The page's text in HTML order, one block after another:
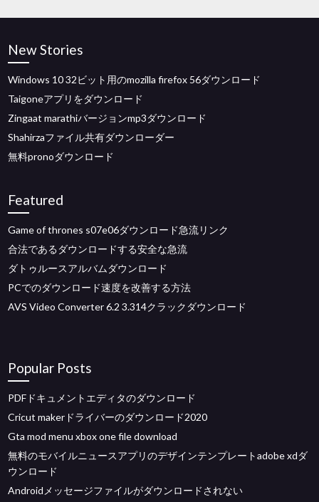
New Stories
Windows 10 32ビット用のmozilla firefox 56ダウンロード
Taigoneアプリをダウンロード
Zingaat marathiバージョンmp3ダウンロード
Shahirzaファイル共有ダウンローダー
無料pronoダウンロード
Featured
Game of thrones s07e06ダウンロード急流リンク
合法であるダウンロードする安全な急流
ダトゥルースアルバムダウンロード
PCでのダウンロード速度を改善する方法
AVS Video Converter 6.2 3.314クラックダウンロード
Popular Posts
PDFドキュメントエディタのダウンロード
Cricut makerドライバーのダウンロード2020
Gta mod menu xbox one file download
無料のモバイルニュースアプリのデザインテンプレートadobe xdダ
ウンロード
Androidメッセージファイルがダウンロードされない